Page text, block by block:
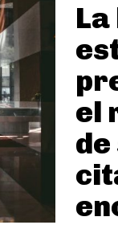
el